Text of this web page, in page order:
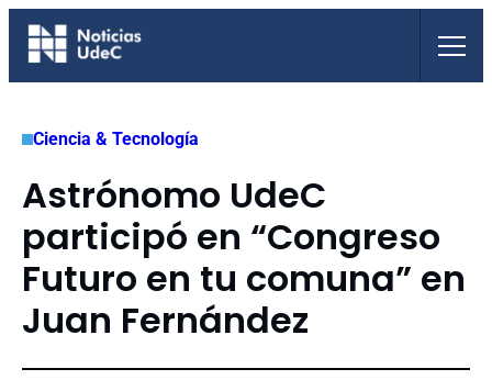
Saltar
Ciencia & Tecnología
Astrónomo UdeC
participó en “Congreso
Futuro en tu comuna” en
Juan Fernández